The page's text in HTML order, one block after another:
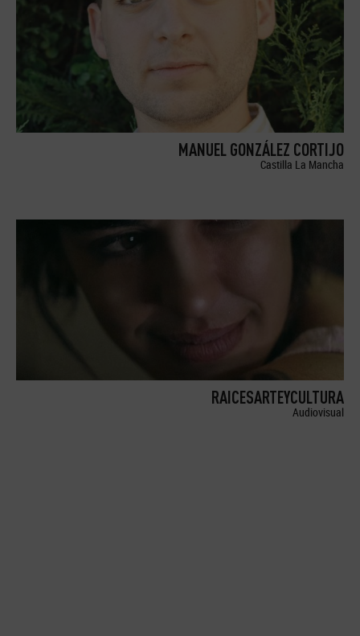
MANUEL GONZÁLEZ CORTIJO
Castilla La Mancha
RAICESARTEYCULTURA
Audiovisual